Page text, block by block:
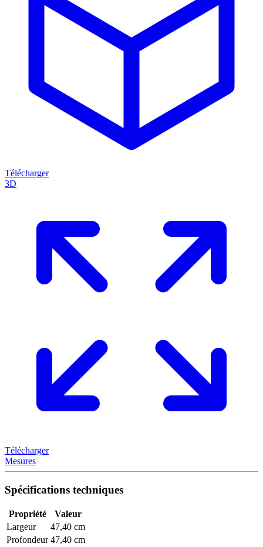
Télécharger
3D
Télécharger
Mesures
Spécifications techniques
Propriété
Valeur
Largeur
47,40 cm
Profondeur 47,40 cm